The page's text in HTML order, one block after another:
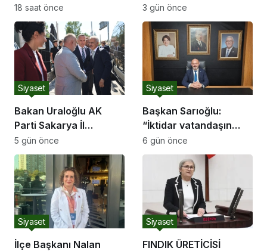
milletine hesap
vereceksiniz”
18 saat önce
Salonlara Sığmayan
Katılım ve Coşku
3 gün önce
Bakan Uraloğlu AK
Parti Sakarya İl
Başkanlığı’nı Ziyaret
Etti
Siyaset
5 gün önce
Başkan Sarıoğlu:
“İktidar vatandaşın
tenceresinin altındaki
ateşi söndürdü,
mutfağı yangın yerine
çevirdi”
Siyaset
6 gün önce
İlçe Başkanı Nalan
Siyaset
FINDIK ÜRETİCİSİ
Siyaset